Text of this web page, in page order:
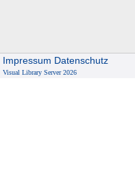
Impressum Datenschutz
Visual Library Server 2026